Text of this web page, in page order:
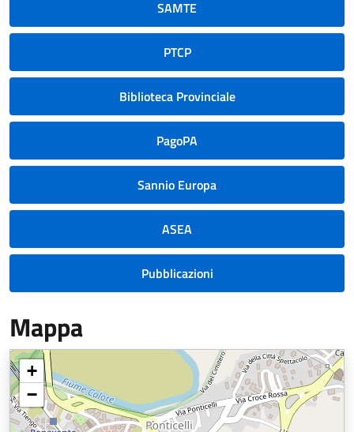
SAMTE
PTCP
Biblioteca Provinciale
PagoPA
Sannio Europa
ASEA
Pubblicazioni
Mappa
+
−